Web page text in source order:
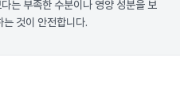
는 부족한 수분이나 영양 성분을 보
것이 안전합니다.